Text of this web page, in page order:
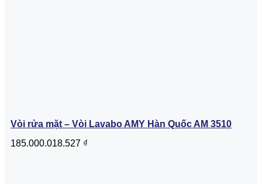
Vòi rửa mặt – Vòi Lavabo AMY Hàn Quốc AM 3510
185.000.018.527 ₫